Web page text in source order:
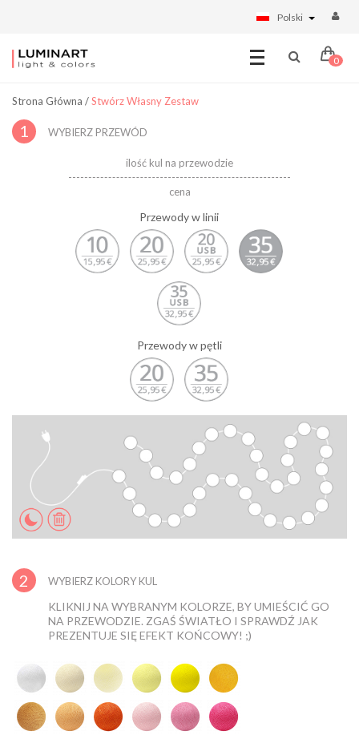
Polski
0
Strona Główna /Stwórz Własny Zestaw
1 WYBIERZ PRZEWÓD
ilość kul na przewodzie
cena
Przewody w linii
Przewody w pętli
2 WYBIERZ KOLORY KUL
KLIKNIJ NA WYBRANYM KOLORZE, BY UMIEŚCIĆ GO
NA PRZEWODZIE. ZGAŚ ŚWIATŁO I SPRAWDŹ JAK
PREZENTUJE SIĘ EFEKT KOŃCOWY! ;)